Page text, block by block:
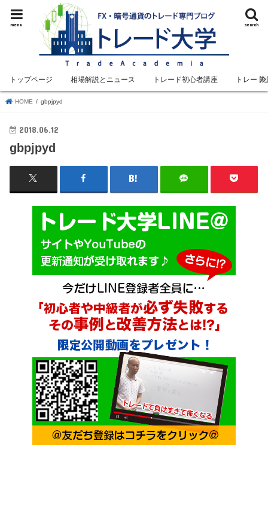
search
menu
トップページ 相場解説とニュース トレード初心者講座 トレード
HOME gbpjpyd
2018.06.12
gbpjpyd